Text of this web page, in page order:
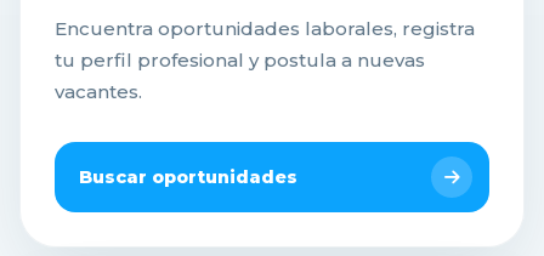
Encuentra oportunidades laborales, registra
tu perfil profesional y postula a nuevas
vacantes.
Buscar oportunidades